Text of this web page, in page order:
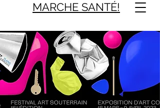
MARCHE SANTÉ!